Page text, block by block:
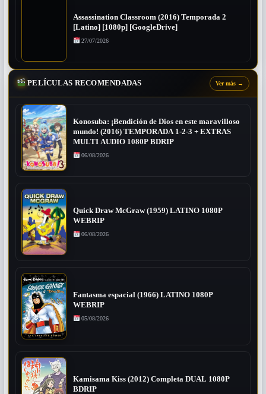
Assassination Classroom (2016) Temporada 2
[Latino] [1080p] [GoogleDrive]
27/07/2026
PELÍCULAS RECOMENDADAS Ver más →
Konosuba: ¡Bendición de Dios en este maravilloso
mundo! (2016) TEMPORADA 1-2-3 + EXTRAS
MULTI AUDIO 1080P BDRIP
06/08/2026
Quick Draw McGraw (1959) LATINO 1080P
WEBRIP
06/08/2026
Fantasma espacial (1966) LATINO 1080P
WEBRIP
05/08/2026
Kamisama Kiss (2012) Completa DUAL 1080P
BDRIP